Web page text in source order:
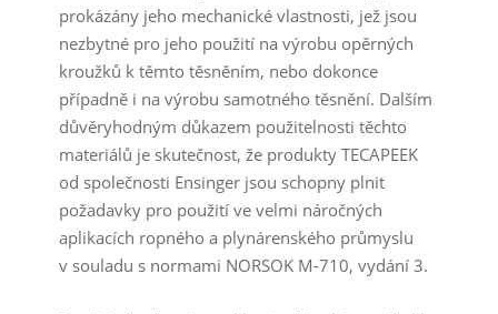
prokázány jeho mechanické vlastnosti, jež jsou
nezbytné pro jeho použití na výrobu opěrných
kroužků k těmto těsněním, nebo dokonce
případně i na výrobu samotného těsnění. Dalším
důvěryhodným důkazem použitelnosti těchto
materiálů je skutečnost, že produkty TECAPEEK
od společnosti Ensinger jsou schopny plnit
požadavky pro použití ve velmi náročných
aplikacích ropného a plynárenského průmyslu
v souladu s normami NORSOK M-710, vydání 3.